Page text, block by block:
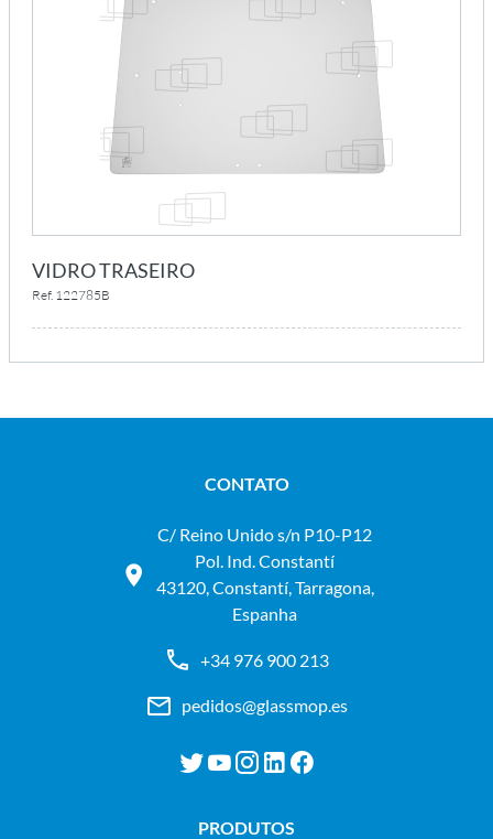
VIDRO TRASEIRO
Ref. 122785B
CONTATO
C/ Reino Unido s/n P10-P12
Pol. Ind. Constantí
43120, Constantí, Tarragona,
Espanha
+34 976 900 213
pedidos@glassmop.es
PRODUTOS